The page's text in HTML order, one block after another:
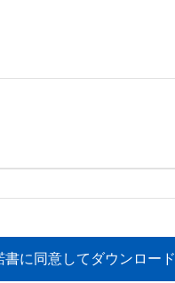
書に同意してダウンロード